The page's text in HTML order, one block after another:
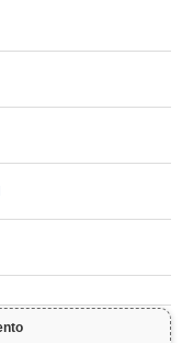
volátiles e implican un riesgo
Toda la información en